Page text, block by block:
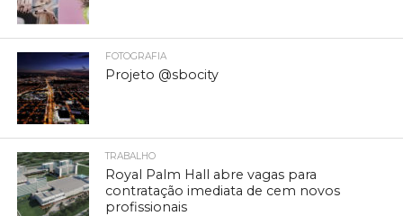
FOTOGRAFIA
Projeto @sbocity
TRABALHO
Royal Palm Hall abre vagas para
contratação imediata de cem novos
profissionais